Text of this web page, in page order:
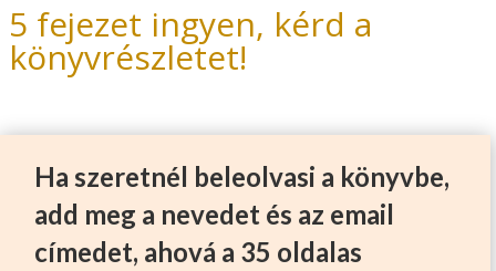
5 fejezet ingyen, kérd a
könyvrészletet!
Ha szeretnél beleolvasi a könyvbe,
add meg a nevedet és az email
címedet, ahová a 35 oldalas